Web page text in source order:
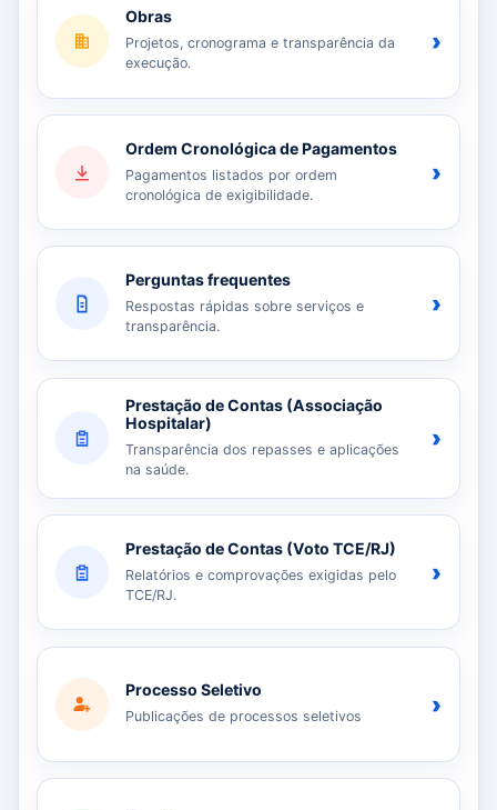
Obras
Projetos, cronograma e transparência da
execução.
›
Ordem Cronológica de Pagamentos
Pagamentos listados por ordem
cronológica de exigibilidade.
›
Perguntas frequentes
Respostas rápidas sobre serviços e
transparência.
›
Prestação de Contas (Associação
Hospitalar)
Transparência dos repasses e aplicações
na saúde.
›
Prestação de Contas (Voto TCE/RJ)
Relatórios e comprovações exigidas pelo
TCE/RJ.
›
Processo Seletivo
Publicações de processos seletivos ›